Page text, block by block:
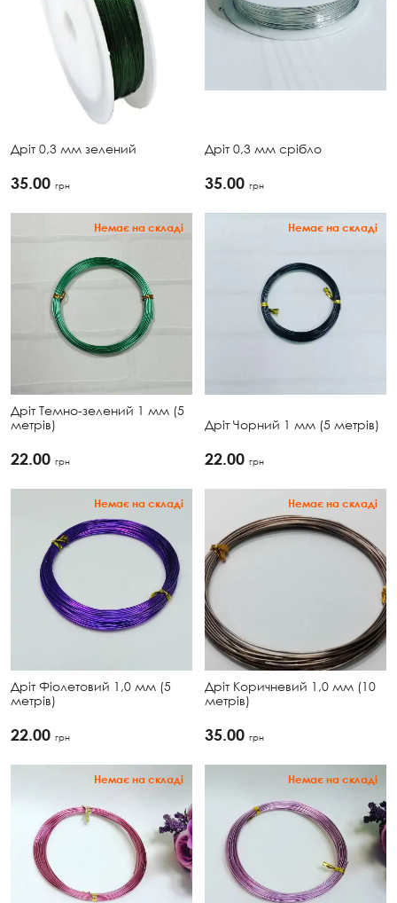
Дріт 0,3 мм зелений
35.00 грн
Дріт 0,3 мм срібло
35.00 грн
Немає на складі
Дріт Темно-зелений 1 мм (5
метрів)
22.00 грн
Немає на складі
Дріт Чорний 1 мм (5 метрів)
22.00 грн
Немає на складі
Дріт Фіолетовий 1,0 мм (5
метрів)
22.00 грн
Немає на складі
Дріт Коричневий 1,0 мм (10
метрів)
35.00 грн
Немає на складі Немає на складі